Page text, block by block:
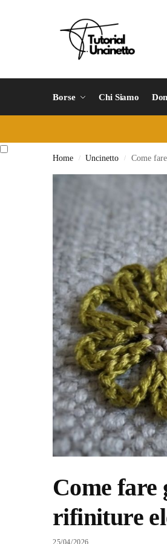
Borse Chi Siamo
Home / Uncinetto / Come
Come fare
rifiniture